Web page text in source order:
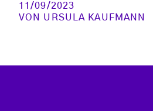
11/09/2023
VON URSULA KAUFMANN